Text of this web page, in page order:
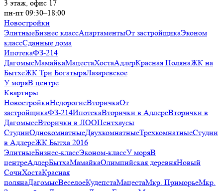
3 этаж, офис 17
пн-пт 09:30–18:00
Новостройки
ЭлитныеБизнес классАпартаментыОт застройщикаЭконом
классСданные дома
ИпотекаФЗ-214
ДагомысМамайкаМацестаХостаАдлерКрасная ПолянаЖК на
БытхеЖК Три БогатыряЛазаревское
У моряВ центре
Квартиры
НовостройкиНедорогиеВторичкаОт
застройщикаФЗ-214ИпотекаВторички в АдлереВторички в
ДагомысеВторички в ЛООПентхаусы
СтудииОднокомнатныеДвухкомнатныеТрехкомнатныеСтудии
в АдлереЖК Бытха 2016
ЭлитныеБизнес-классЭконом-классУ моряВ
центреАдлерБытхаМамайкаОлимпийская деревняНовый
СочиХостаКрасная
полянаДагомысВеселоеКудепстаМацестаМкр. ПриморьеМкр.